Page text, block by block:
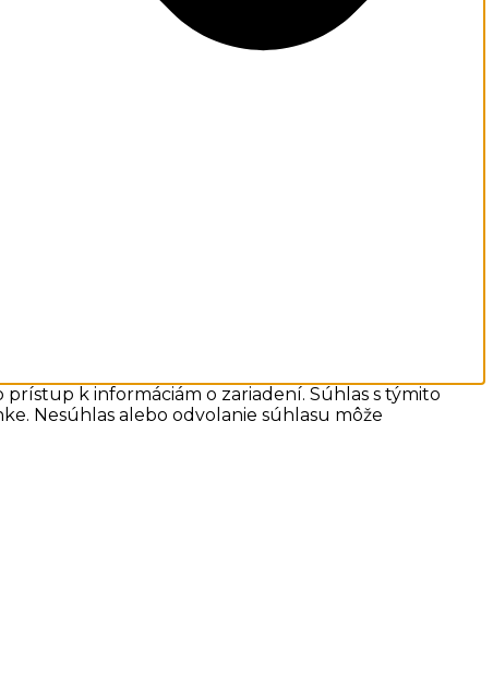
k informáciám o zariadení. Súhlas s týmito
Nesúhlas alebo odvolanie súhlasu môže